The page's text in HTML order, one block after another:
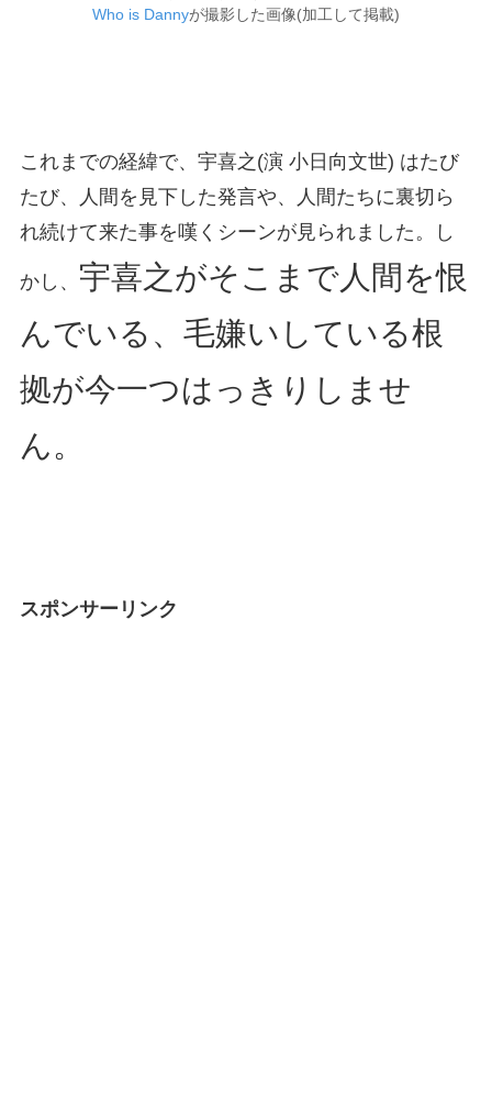
Who is Dannyが撮影した画像(加工して掲載)
これまでの経緯で、宇喜之(演 小日向文世) はたび
たび、人間を見下した発言や、人間たちに裏切ら
れ続けて来た事を嘆くシーンが見られました。し
かし、 宇喜之がそこまで人間を恨
んでいる、毛嫌いしている根
拠が今一つはっきりしませ
ん。
スポンサーリンク